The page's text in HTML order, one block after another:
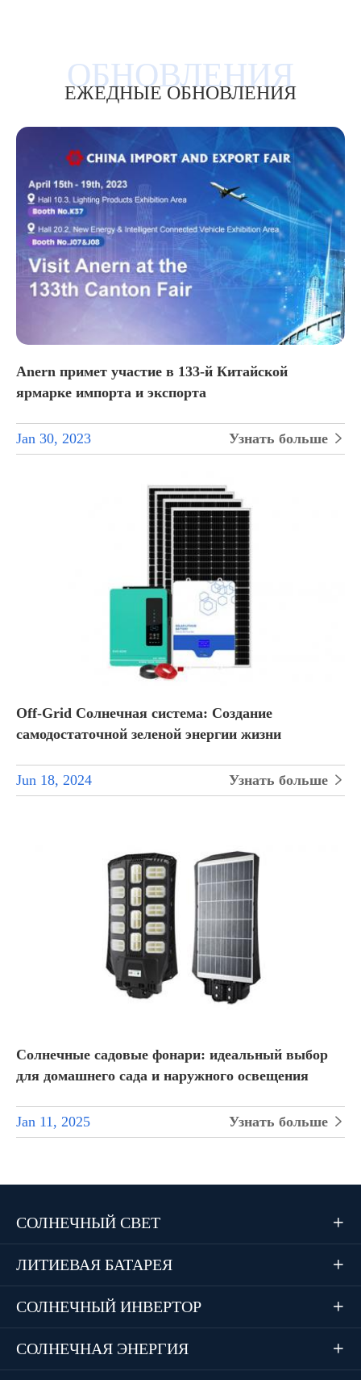
ЕЖЕДНЫЕ ОБНОВЛЕНИЯ
Anern примет участие в 133-й Китайской
ярмарке импорта и экспорта
Jan 30, 2023 Узнать больше 
Off-Grid Солнечная система: Создание
самодостаточной зеленой энергии жизни
Jun 18, 2024 Узнать больше 
Солнечные садовые фонари: идеальный выбор
для домашнего сада и наружного освещения
Jan 11, 2025 Узнать больше 
СОЛНЕЧНЫЙ СВЕТ 
ЛИТИЕВАЯ БАТАРЕЯ 
СОЛНЕЧНЫЙ ИНВЕРТОР 
СОЛНЕЧНАЯ ЭНЕРГИЯ 